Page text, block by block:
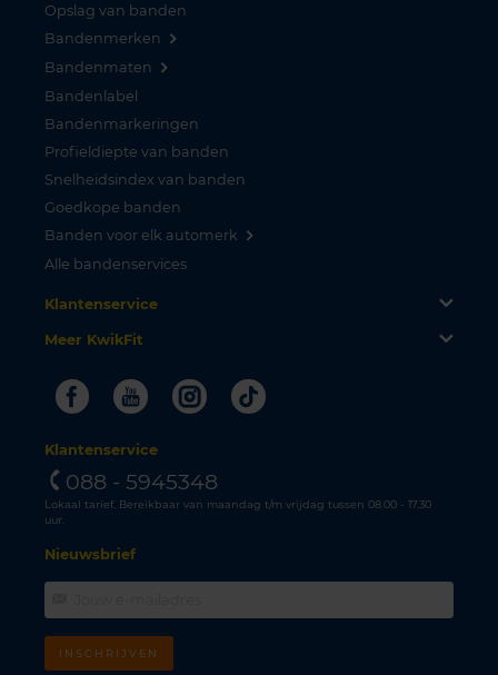
Opslag van banden
Bandenmerken
Bandenmaten
Bandenlabel
Bandenmarkeringen
Profieldiepte van banden
Snelheidsindex van banden
Goedkope banden
Banden voor elk automerk
Alle bandenservices
Klantenservice
Meer KwikFit
FacebookYoutubeInstagram
Tiktok
Klantenservice
088 - 5945348
Lokaal tarief. Bereikbaar van maandag t/m vrijdag tussen 08.00 - 17.30
uur.
Nieuwsbrief
INSCHRIJVEN